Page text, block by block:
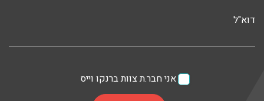
דוא"ל
אני חבר.ת צוות ברנקו וייס